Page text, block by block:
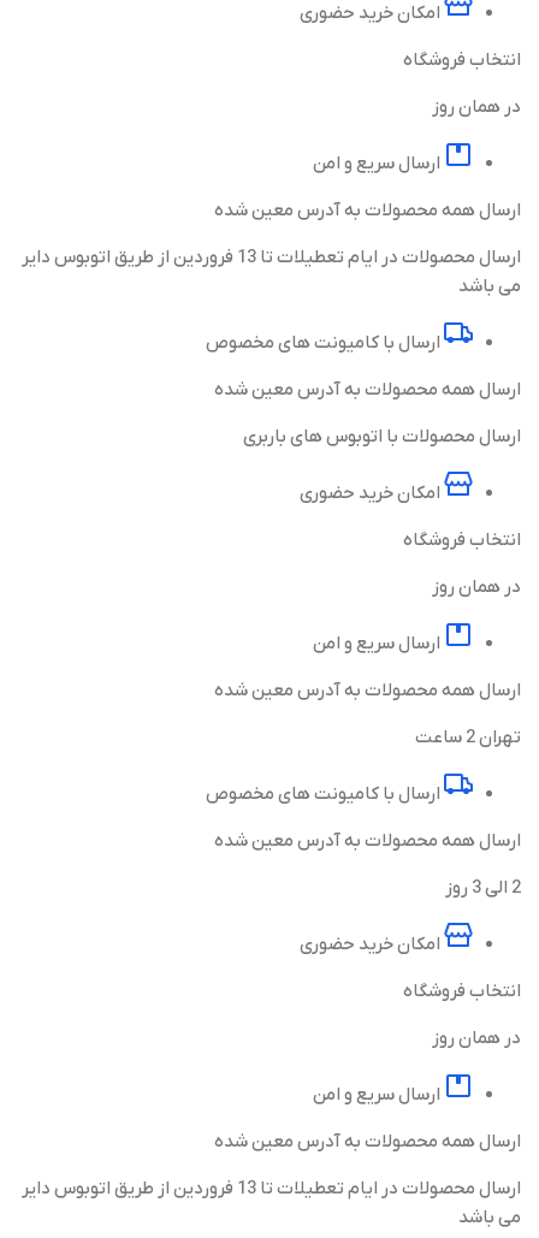
امکان خرید حضوری
انتخاب فروشگاه
در همان روز
ارسال سریع و امن
ارسال همه محصولات به آدرس معین شده
ارسال محصولات در ایام تعطیلات تا 13 فروردین از طریق اتوبوس دایر
می باشد
ارسال با کامیونت های مخصوص
ارسال همه محصولات به آدرس معین شده
ارسال محصولات با اتوبوس های باربری
امکان خرید حضوری
انتخاب فروشگاه
در همان روز
ارسال سریع و امن
ارسال همه محصولات به آدرس معین شده
تهران 2 ساعت
ارسال با کامیونت های مخصوص
ارسال همه محصولات به آدرس معین شده
2 الی 3 روز
امکان خرید حضوری
انتخاب فروشگاه
در همان روز
ارسال سریع و امن
ارسال همه محصولات به آدرس معین شده
ارسال محصولات در ایام تعطیلات تا 13 فروردین از طریق اتوبوس دایر
می باشد